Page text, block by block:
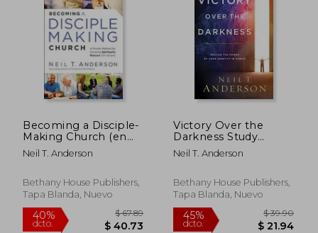
45%
dcto.
45%
dcto.
Becoming a Disciple-
Making Church (en
Inglés)
Neil T. Anderson
Bethany House Publishers,
Tapa Blanda, Nuevo
Victory Over the
Darkness Study
Guide: Realize the
Power of Your
Inglés)
Neil T. Anderson
Bethany House Publishers,
Tapa Blanda, Nuevo